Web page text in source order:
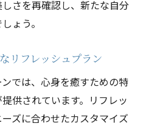
さを再確認し、新たな自分
ょう。
リフレッシュプラン
では、心身を癒すための特
供されています。リフレッ
ズに合わせたカスタマイズ